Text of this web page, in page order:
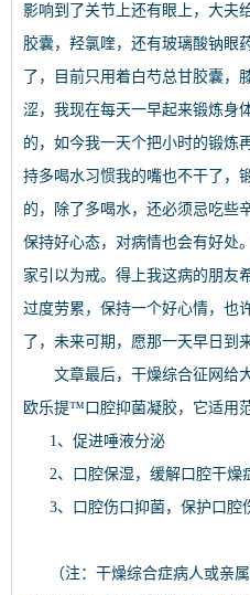
影响到了关节上还有眼上，大夫
胶囊，羟氯喹，还有玻璃酸钠眼
了，目前只用着白芍总甘胶囊，
涩，我现在每天一早起来锻炼身
的，如今我一天个把小时的锻炼
持多喝水习惯我的嘴也不干了，
的，除了多喝水，还必须忌吃些
保持好心态，对病情也会有好处
家引以为戒。得上我这病的朋友
过度劳累，保持一个好心情，也
了，未来可期，愿那一天早日到
文章最后，干燥综合征网给
欧乐提™口腔抑菌凝胶，它适用
1、促进唾液分泌
2、口腔保湿，缓解口腔干燥
3、口腔伤口抑菌，保护口腔
（注：干燥综合症病人或亲属